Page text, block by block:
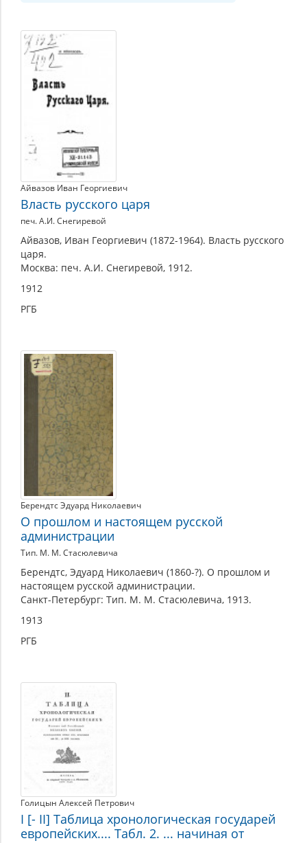
Айвазов Иван Георгиевич
Власть русского царя
печ. А.И. Снегиревой
Айвазов, Иван Георгиевич (1872-1964). Власть русского
царя.
Москва: печ. А.И. Снегиревой, 1912.
1912
РГБ
Берендтс Эдуард Николаевич
О прошлом и настоящем русской
администрации
Тип. М. М. Стасюлевича
Берендтс, Эдуард Николаевич (1860-?). О прошлом и
настоящем русской администрации.
Санкт-Петербург: Тип. М. М. Стасюлевича, 1913.
1913
РГБ
Голицын Алексей Петрович
I [- II] Таблица хронологическая государей
европейских.... Табл. 2. ... начиная от